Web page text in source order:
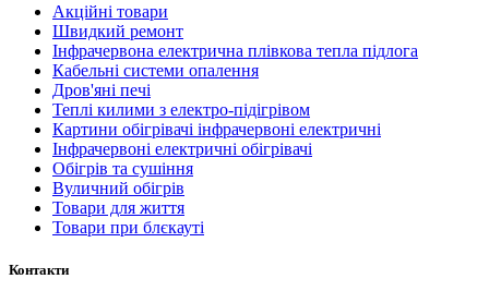
Акційні товари
Швидкий ремонт
Інфрачервона електрична плівкова тепла підлога
Кабельні системи опалення
Дров'яні печі
Теплі килими з електро-підігрівом
Картини обігрівачі інфрачервоні електричні
Інфрачервоні електричні обігрівачі
Обігрів та сушіння
Вуличний обігрів
Товари для життя
Товари при блєкауті
Контакти